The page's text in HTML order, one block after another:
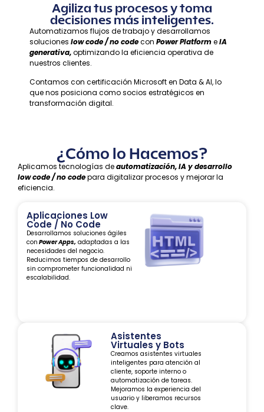
Agiliza tus procesos y toma
decisiones más inteligentes.
Automatizamos flujos de trabajo y desarrollamos
soluciones low code / no codecon Power PlatformeIA
generativa,optimizando la eficiencia operativa de
nuestros clientes.
Contamos con certificación Microsoft en Data & AI, lo
que nos posiciona como socios estratégicos en
transformación digital.
¿Cómo lo Hacemos?
Aplicamos tecnologías deautomatización, IA y desarrollo
low code / no codepara digitalizar procesos y mejorar la
eficiencia.
Aplicaciones Low
Code / No Code
Desarrollamos soluciones ágiles
con Power Apps, adaptadas a las
necesidades del negocio.
Reducimos tiempos de desarrollo
sin comprometer funcionalidad ni
escalabilidad.
Asistentes
Virtuales y Bots
Creamos asistentes virtuales
inteligentes para atención al
cliente, soporte interno o
automatización de tareas.
Mejoramos la experiencia del
usuario y liberamos recursos
clave.